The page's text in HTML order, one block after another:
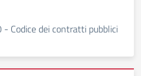
Codice dei contratti pubblici